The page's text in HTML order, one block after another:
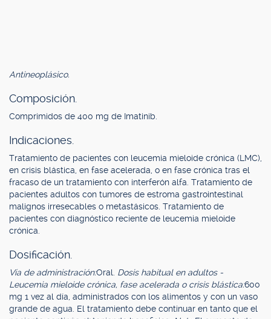
Antineoplásico.
Composición.
Comprimidos de 400 mg de Imatinib.
Indicaciones.
Tratamiento de pacientes con leucemia mieloide crónica (LMC),
en crisis blástica, en fase acelerada, o en fase crónica tras el
fracaso de un tratamiento con interferón alfa. Tratamiento de
pacientes adultos con tumores de estroma gastrointestinal
malignos irresecables o metastásicos. Tratamiento de
pacientes con diagnóstico reciente de leucemia mieloide
crónica.
Dosificación.
Vía de administración:Oral. Dosis habitual en adultos -
Leucemia mieloide crónica, fase acelerada o crisis blástica:600
mg 1 vez al día, administrados con los alimentos y con un vaso
grande de agua. El tratamiento debe continuar en tanto que el